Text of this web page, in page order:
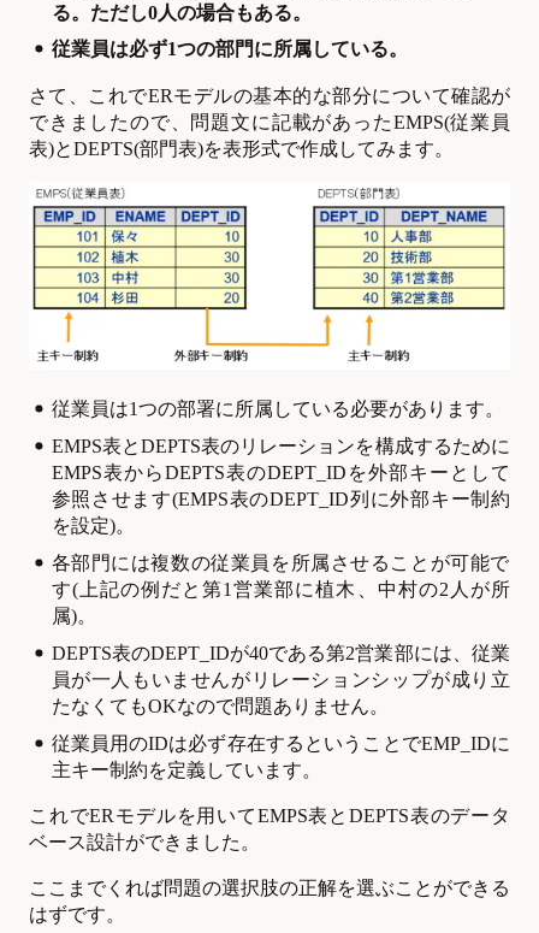
る。ただし0人の場合もある。
従業員は必ず1つの部門に所属している。
さて、これでERモデルの基本的な部分について確認が
できましたので、問題文に記載があったEMPS(従業員
表)とDEPTS(部門表)を表形式で作成してみます。
従業員は1つの部署に所属している必要があります。
EMPS表とDEPTS表のリレーションを構成するために
EMPS表からDEPTS表のDEPT_IDを外部キーとして
参照させます(EMPS表のDEPT_ID列に外部キー制約
を設定)。
各部門には複数の従業員を所属させることが可能で
す(上記の例だと第1営業部に植木、中村の2人が所
属)。
DEPTS表のDEPT_IDが40である第2営業部には、従業
員が一人もいませんがリレーションシップが成り立
たなくてもOKなので問題ありません。
従業員用のIDは必ず存在するということでEMP_IDに
主キー制約を定義しています。
これでERモデルを用いてEMPS表とDEPTS表のデータ
ベース設計ができました。
ここまでくれば問題の選択肢の正解を選ぶことができる
はずです。